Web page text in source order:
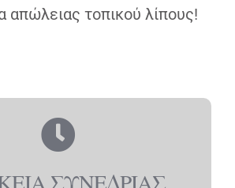
απώλειας τοπικού λίπους!